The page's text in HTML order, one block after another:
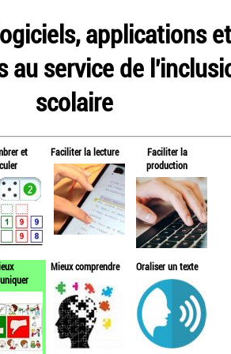
applications et
au service de
scolaire
et
Faciliter la lecture
Faciliter la
production
Mieux comprendre Oraliser un texte